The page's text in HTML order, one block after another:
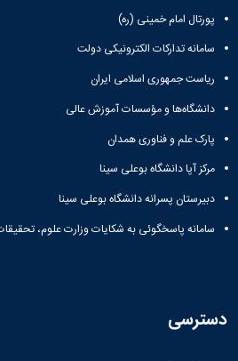
پورتال امام خمینی (ره)
سامانه تدارکات الکترونیکی دولت
ریاست جمهوری اسلامی ایران
دانشگاه‌ها و مؤسسات آموزش عالی
پارک علم و فناوری همدان
مرکز آپا دانشگاه بوعلی سینا
دبیرستان پسرانه دانشگاه بوعلی سینا
سامانه پاسخگوئی به شکایات وزارت علوم،
دسترسی